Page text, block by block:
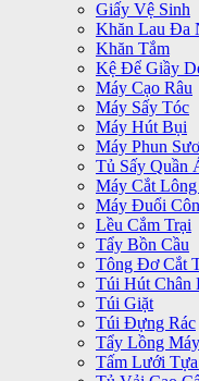
Giấy Vệ Sinh
Khăn Lau Đa
Khăn Tắm
Kệ Để Giầy
Máy Cạo Râu
Máy Sấy Tóc
Máy Hút Bụi
Máy Phun
Tủ Sấy Quần
Máy Cắt
Máy Đuổi
Lều Cắm Trại
Tẩy Bồn Cầu
Tông Đơ Cắt
Túi Hút Chân
Túi Giặt
Túi Đựng Rác
Tẩy Lồng
Tấm Lưới